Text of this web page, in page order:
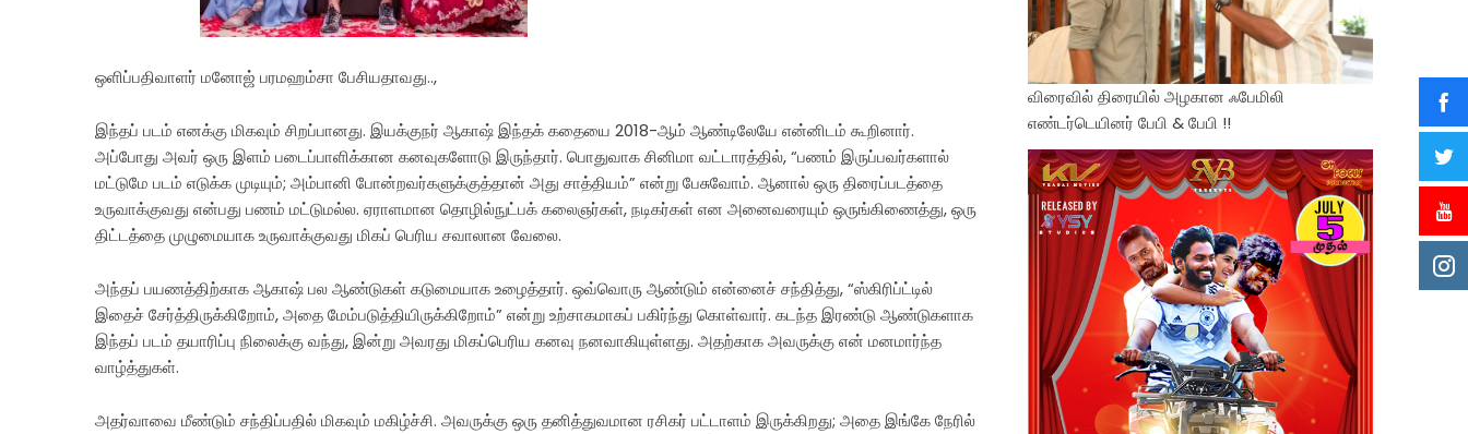
ஒளிப்பதிவாளர் மனோஜ் பரமஹம்சா பேசியதாவது..,
இந்தப் படம் எனக்கு மிகவும் சிறப்பானது. இயக்குநர் ஆகாஷ் இந்தக் கதையை 2018-ஆம் ஆண்டிலேயே என்னிடம் கூறினார்.
அப்போது அவர் ஒரு இளம் படைப்பாளிக்கான கனவுகளோடு இருந்தார். பொதுவாக சினிமா வட்டாரத்தில், “பணம் இருப்பவர்களால்
மட்டுமே படம் எடுக்க முடியும்; அம்பானி போன்றவர்களுக்குத்தான் அது சாத்தியம்” என்று பேசுவோம். ஆனால் ஒரு திரைப்படத்தை
உருவாக்குவது என்பது பணம் மட்டுமல்ல. ஏராளமான தொழில்நுட்பக் கலைஞர்கள், நடிகர்கள் என அனைவரையும் ஒருங்கிணைத்து, ஒரு
திட்டத்தை முழுமையாக உருவாக்குவது மிகப் பெரிய சவாலான வேலை.
அந்தப் பயணத்திற்காக ஆகாஷ் பல ஆண்டுகள் கடுமையாக உழைத்தார். ஒவ்வொரு ஆண்டும் என்னைச் சந்தித்து, “ஸ்கிரிப்ட்டில்
இதைச் சேர்த்திருக்கிறோம், அதை மேம்படுத்தியிருக்கிறோம்” என்று உற்சாகமாகப் பகிர்ந்து கொள்வார். கடந்த இரண்டு ஆண்டுகளாக
இந்தப் படம் தயாரிப்பு நிலைக்கு வந்து, இன்று அவரது மிகப்பெரிய கனவு நனவாகியுள்ளது. அதற்காக அவருக்கு என் மனமார்ந்த
வாழ்த்துகள்.
அதர்வாவை மீண்டும் சந்திப்பதில் மிகவும் மகிழ்ச்சி. அவருக்கு ஒரு தனித்துவமான ரசிகர் பட்டாளம் இருக்கிறது; அதை இங்கே நேரில்
விரைவில் திரையில் அழகான ஃபேமிலி
எண்டர்டெயினர் பேபி & பேபி !!